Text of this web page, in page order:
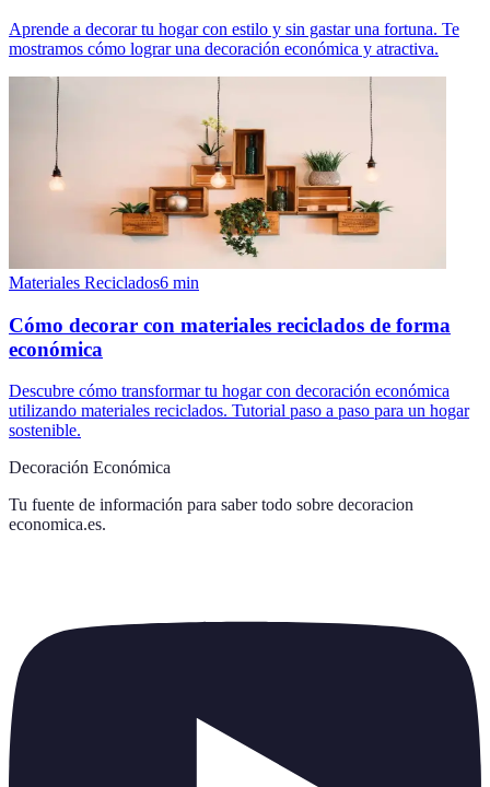
Aprende a decorar tu hogar con estilo y sin gastar una fortuna. Te
mostramos cómo lograr una decoración económica y atractiva.
Materiales Reciclados6 min
Cómo decorar con materiales reciclados de forma
económica
Descubre cómo transformar tu hogar con decoración económica
utilizando materiales reciclados. Tutorial paso a paso para un hogar
sostenible.
Decoración Económica
Tu fuente de información para saber todo sobre decoracion
economica.es.